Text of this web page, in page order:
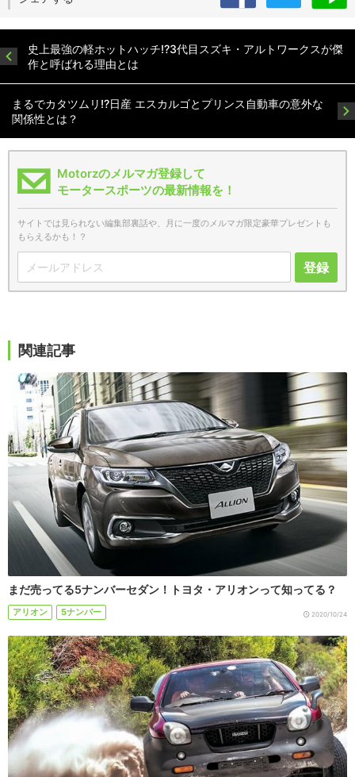
史上最強の軽ホットハッチ!?3代目スズキ・アルトワークスが傑
作と呼ばれる理由とは
まるでカタツムリ!?日産 エスカルゴとプリンス自動車の意外な
関係性とは？
Motorzのメルマガ登録して
モータースポーツの最新情報を！
サイトでは見られない編集部裏話や、月に一度のメルマガ限定豪華プレゼントも
もらえるかも！？
登録
関連記事
まだ売ってる5ナンバーセダン！トヨタ・アリオンって知ってる？
アリオン 5ナンバー 2020/10/24